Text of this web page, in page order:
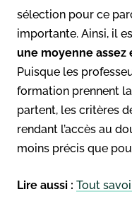
sélection pour ce
importante. Ainsi, il
une moyenne assez
Puisque les
formation prennent
partent, les critères
rendant l’accès au
moins précis que
Lire aussi : Tout